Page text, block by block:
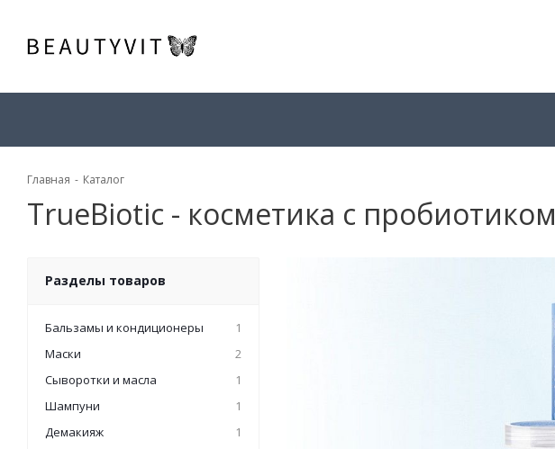
Главная - Каталог
TrueBiotic - косметика с пробиотиком
Разделы товаров
Бальзамы и кондиционеры
1
Маски
2
Сыворотки и масла
1
Шампуни
1
Демакияж
1